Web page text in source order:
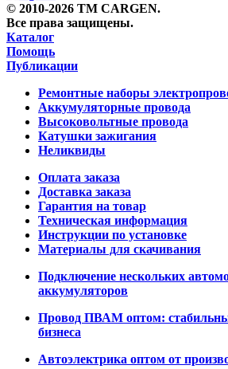
© 2010-2026 TM CARGEN.
Все права защищены.
Каталог
Помощь
Публикации
Ремонтные наборы
Аккумуляторные провода
Высоковольтные провода
Катушки зажигания
Неликвиды
Оплата заказа
Доставка заказа
Гарантия на товар
Техническая информация
Инструкции по установке
Материалы для скачивания
Подключение нескольких
аккумуляторов
Провод ПВАМ оптом:
бизнеса
Автоэлектрика оптом от